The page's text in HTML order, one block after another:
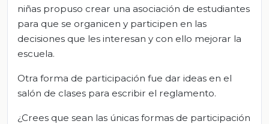
niñas propuso crear una asociación de estudiantes
para que se organicen y participen en las
decisiones que les interesan y con ello mejorar la
escuela.
Otra forma de participación fue dar ideas en el
salón de clases para escribir el reglamento.
¿Crees que sean las únicas formas de participación